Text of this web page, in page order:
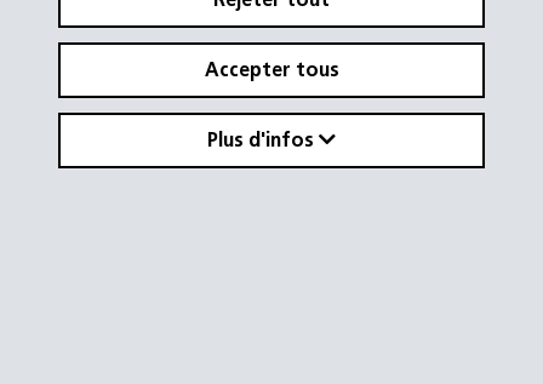
Accepter tous
Plus d'infos